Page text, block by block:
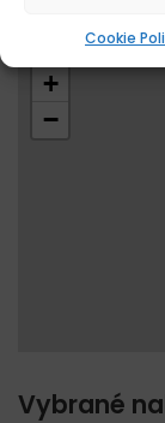
Cookie
+
−
Vybrané